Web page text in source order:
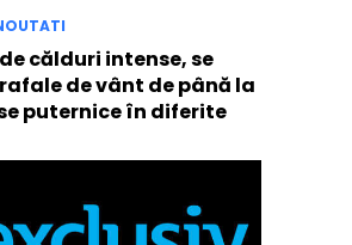
călduri intense, se
de vânt de până la
puternice în diferite